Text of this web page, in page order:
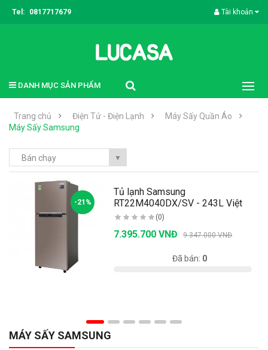
Tel: 0817717679 Tài khoản
DANH MỤC SẢN PHẨM
Trang chủ Điện Tử - Điện Lạnh
Máy Sấy Quần Áo
Máy Sấy Samsung
Bán chạy ▼
-21%
Tủ lạnh Samsung
RT22M4040DX/SV - 243L Việt
Nam..
(0)
7.395.700 VNĐ 9.347.000 VNĐ
Đã bán: 0
MÁY SẤY SAMSUNG